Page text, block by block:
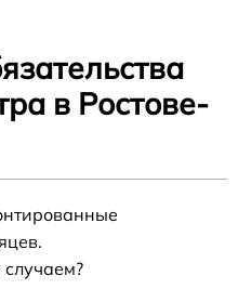
в Ростове-